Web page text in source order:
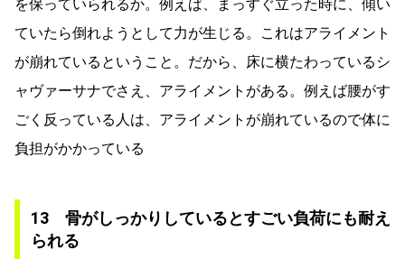
を保っていられるか。例えば、まっすぐ立った時に、傾い
ていたら倒れようとして力が生じる。これはアライメント
が崩れているということ。だから、床に横たわっているシ
ャヴァーサナでさえ、アライメントがある。例えば腰がす
ごく反っている人は、アライメントが崩れているので体に
負担がかかっている
13 骨がしっかりしているとすごい負荷にも耐え
られる